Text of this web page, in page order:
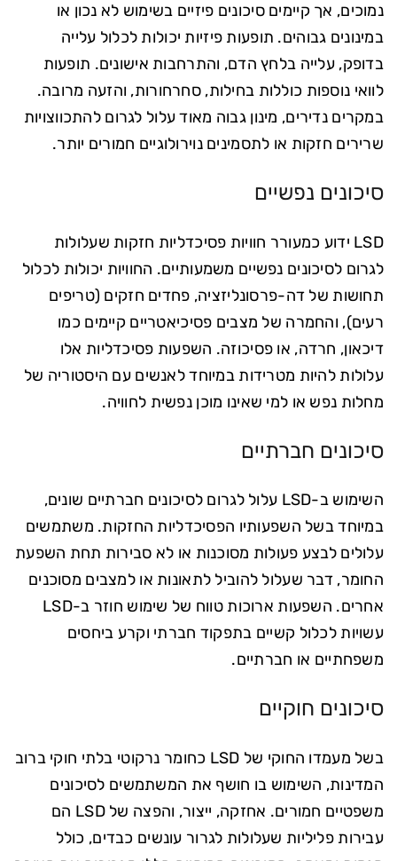
נמוכים, אך קיימים סיכונים פיזיים בשימוש לא נכון או
במינונים גבוהים. תופעות פיזיות יכולות לכלול עלייה
בדופק, עלייה בלחץ הדם, והתרחבות אישונים. תופעות
לוואי נוספות כוללות בחילות, סחרחורות, והזעה מרובה.
במקרים נדירים, מינון גבוה מאוד עלול לגרום להתכווצויות
שרירים חזקות או לתסמינים נוירולוגיים חמורים יותר.
סיכונים נפשיים
LSD ידוע כמעורר חוויות פסיכדליות חזקות שעלולות
לגרום לסיכונים נפשיים משמעותיים. החוויות יכולות לכלול
תחושות של דה-פרסונליזציה, פחדים חזקים (טריפים
רעים), והחמרה של מצבים פסיכיאטריים קיימים כמו
דיכאון, חרדה, או פסיכוזה. השפעות פסיכדליות אלו
עלולות להיות מטרידות במיוחד לאנשים עם היסטוריה של
מחלות נפש או למי שאינו מוכן נפשית לחוויה.
סיכונים חברתיים
השימוש ב-LSD עלול לגרום לסיכונים חברתיים שונים,
במיוחד בשל השפעותיו הפסיכדליות החזקות. משתמשים
עלולים לבצע פעולות מסוכנות או לא סבירות תחת השפעת
החומר, דבר שעלול להוביל לתאונות או למצבים מסוכנים
אחרים. השפעות ארוכות טווח של שימוש חוזר ב-LSD
עשויות לכלול קשיים בתפקוד חברתי וקרע ביחסים
משפחתיים או חברתיים.
סיכונים חוקיים
בשל מעמדו החוקי של LSD כחומר נרקוטי בלתי חוקי ברוב
המדינות, השימוש בו חושף את המשתמשים לסיכונים
משפטיים חמורים. אחזקה, ייצור, והפצה של LSD הם
עבירות פליליות שעלולות לגרור עונשים כבדים, כולל